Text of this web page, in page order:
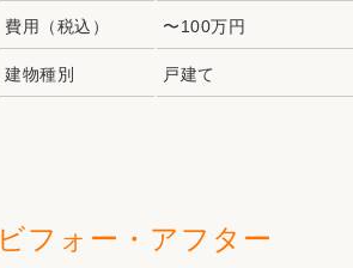
費用（税込） 〜100万円
建物種別 戸建て
ビフォー・アフター